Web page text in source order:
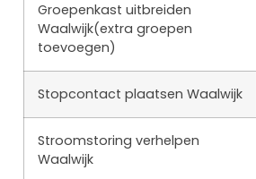
Groepenkast uitbreiden
Waalwijk(extra groepen
toevoegen)
Stopcontact plaatsen Waalwijk
Stroomstoring verhelpen
Waalwijk